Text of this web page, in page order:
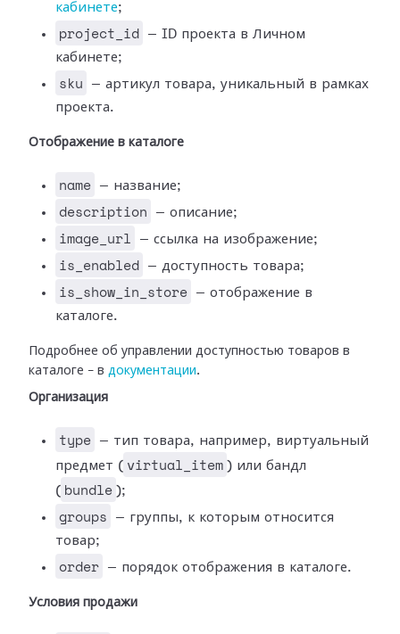
кабинете;
project_id
— ID проекта в Личном
кабинете;
sku
— артикул товара, уникальный в рамках
проекта.
Отображение в каталоге
name — название;
description — описание;
image_url — ссылка на изображение;
is_enabled — доступность товара;
is_show_in_store
— отображение в
каталоге.
Подробнее об управлении доступностью товаров в
каталоге – в документации.
Организация
type
— тип товара, например, виртуальный
предмет ( virtual_item ) или бандл
( bundle );
groups
— группы, к которым относится
товар;
order — порядок отображения в каталоге.
Условия продажи